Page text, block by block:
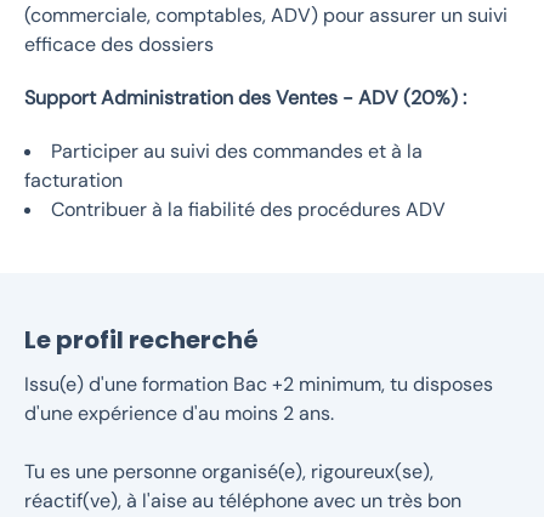
(commerciale, comptables, ADV) pour assurer un suivi
efficace des dossiers
Support Administration des Ventes - ADV (20%) :
Participer au suivi des commandes et à la
facturation
Contribuer à la fiabilité des procédures ADV
Le profil recherché
Issu(e) d'une formation Bac +2 minimum, tu disposes
d'une expérience d'au moins 2 ans.
Tu es une personne organisé(e), rigoureux(se),
réactif(ve), à l'aise au téléphone avec un très bon